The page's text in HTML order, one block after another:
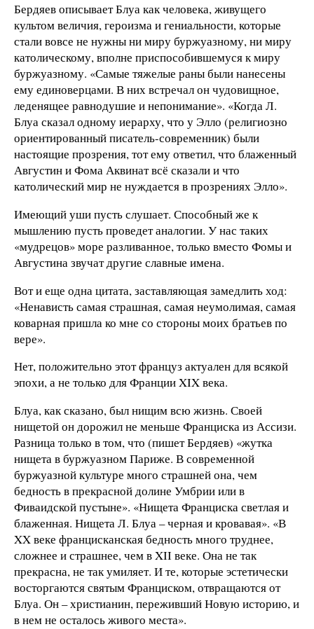
Бердяев описывает Блуа как человека, живущего
культом величия, героизма и гениальности, которые
стали вовсе не нужны ни миру буржуазному, ни миру
католическому, вполне приспособившемуся к миру
буржуазному. «Самые тяжелые раны были нанесены
ему единоверцами. В них встречал он чудовищное,
леденящее равнодушие и непонимание». «Когда Л.
Блуа сказал одному иерарху, что у Элло (религиозно
ориентированный писатель-современник) были
настоящие прозрения, тот ему ответил, что блаженный
Августин и Фома Аквинат всё сказали и что
католический мир не нуждается в прозрениях Элло».
Имеющий уши пусть слушает. Способный же к
мышлению пусть проведет аналогии. У нас таких
«мудрецов» море разливанное, только вместо Фомы и
Августина звучат другие славные имена.
Вот и еще одна цитата, заставляющая замедлить ход:
«Ненависть самая страшная, самая неумолимая, самая
коварная пришла ко мне со стороны моих братьев по
вере».
Нет, положительно этот француз актуален для всякой
эпохи, а не только для Франции XIX века.
Блуа, как сказано, был нищим всю жизнь. Своей
нищетой он дорожил не меньше Франциска из Ассизи.
Разница только в том, что (пишет Бердяев) «жутка
нищета в буржуазном Париже. В современной
буржуазной культуре много страшней она, чем
бедность в прекрасной долине Умбрии или в
Фиваидской пустыне». «Нищета Франциска светлая и
блаженная. Нищета Л. Блуа – черная и кровавая». «В
XX веке францисканская бедность много труднее,
сложнее и страшнее, чем в XII веке. Она не так
прекрасна, не так умиляет. И те, которые эстетически
восторгаются святым Франциском, отвращаются от
Блуа. Он – христианин, переживший Новую историю, и
в нем не осталось живого места».